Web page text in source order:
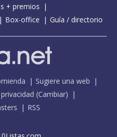
+ premios
Box-office Guía / directorio
Sugiere una web
(Cambiar)
RSS